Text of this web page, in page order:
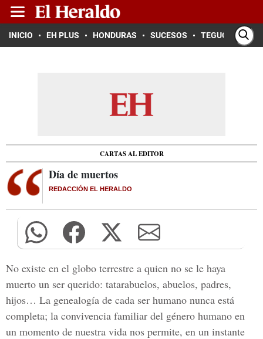
INICIO EH PLUS HONDURAS SUCESOS TEGUCIGALPA
CARTAS AL EDITOR
Día de muertos
REDACCIÓN EL HERALDO
No existe en el globo terrestre a quien no se le haya
muerto un ser querido: tatarabuelos, abuelos, padres,
hijos… La genealogía de cada ser humano nunca está
completa; la convivencia familiar del género humano en
un momento de nuestra vida nos permite, en un instante